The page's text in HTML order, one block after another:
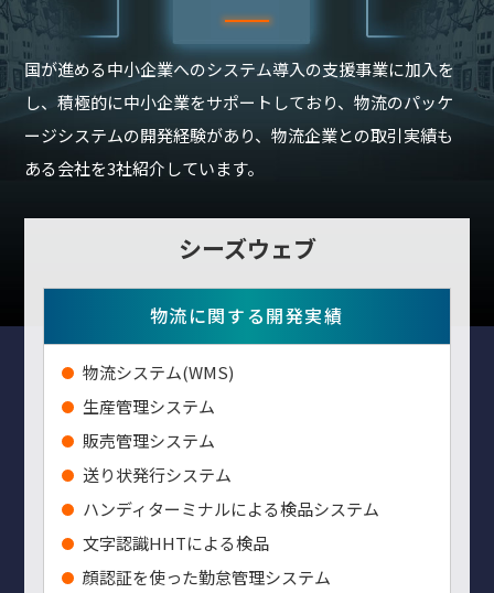
国が進める中小企業へのシステム導入の支援事業に加入を
し、積極的に中小企業をサポートしており、物流のパッケ
ージシステムの開発経験があり、物流企業との取引実績も
ある会社を3社紹介しています。
シーズウェブ
物流に関する開発実績
物流システム(WMS)
生産管理システム
販売管理システム
送り状発行システム
ハンディターミナルによる検品システム
⽂字認識HHTによる検品
顔認証を使った勤怠管理システム